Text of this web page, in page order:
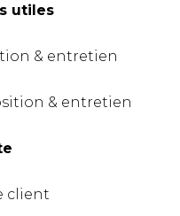
utiles
& entretien
& entretien
client